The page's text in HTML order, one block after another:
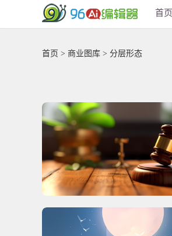
首页
首页 > 商业图库 > 分层形态